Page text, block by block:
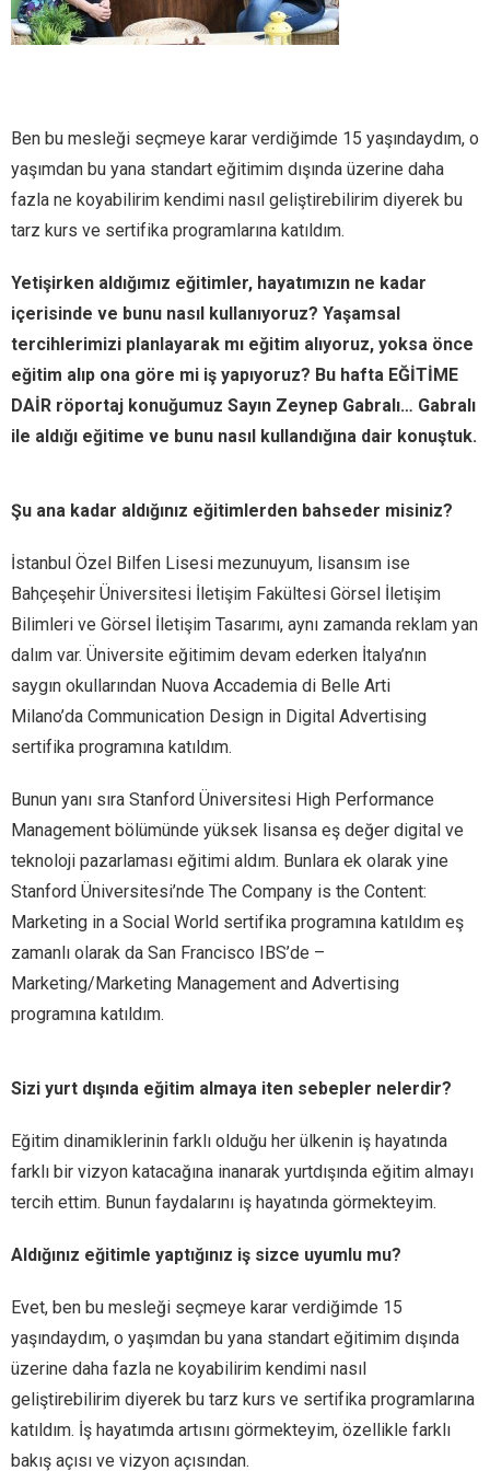
Ben bu mesleği seçmeye karar verdiğimde 15 yaşındaydım, o
yaşımdan bu yana standart eğitimim dışında üzerine daha
fazla ne koyabilirim kendimi nasıl geliştirebilirim diyerek bu
tarz kurs ve sertifika programlarına katıldım.
Yetişirken aldığımız eğitimler, hayatımızın ne kadar
içerisinde ve bunu nasıl kullanıyoruz? Yaşamsal
tercihlerimizi planlayarak mı eğitim alıyoruz, yoksa önce
eğitim alıp ona göre mi iş yapıyoruz? Bu hafta EĞİTİME
DAİR röportaj konuğumuz Sayın Zeynep Gabralı… Gabralı
ile aldığı eğitime ve bunu nasıl kullandığına dair konuştuk.
Şu ana kadar aldığınız eğitimlerden bahseder misiniz?
İstanbul Özel Bilfen Lisesi mezunuyum, lisansım ise
Bahçeşehir Üniversitesi İletişim Fakültesi Görsel İletişim
Bilimleri ve Görsel İletişim Tasarımı, aynı zamanda reklam yan
dalım var. Üniversite eğitimim devam ederken İtalya’nın
saygın okullarından Nuova Accademia di Belle Arti
Milano’da Communication Design in Digital Advertising
sertifika programına katıldım.
Bunun yanı sıra Stanford Üniversitesi High Performance
Management bölümünde yüksek lisansa eş değer digital ve
teknoloji pazarlaması eğitimi aldım. Bunlara ek olarak yine
Stanford Üniversitesi’nde The Company is the Content:
Marketing in a Social World sertifika programına katıldım eş
zamanlı olarak da San Francisco IBS’de –
Marketing/Marketing Management and Advertising
programına katıldım.
Sizi yurt dışında eğitim almaya iten sebepler nelerdir?
Eğitim dinamiklerinin farklı olduğu her ülkenin iş hayatında
farklı bir vizyon katacağına inanarak yurtdışında eğitim almayı
tercih ettim. Bunun faydalarını iş hayatında görmekteyim.
Aldığınız eğitimle yaptığınız iş sizce uyumlu mu?
Evet, ben bu mesleği seçmeye karar verdiğimde 15
yaşındaydım, o yaşımdan bu yana standart eğitimim dışında
üzerine daha fazla ne koyabilirim kendimi nasıl
geliştirebilirim diyerek bu tarz kurs ve sertifika programlarına
katıldım. İş hayatımda artısını görmekteyim, özellikle farklı
bakış açısı ve vizyon açısından.